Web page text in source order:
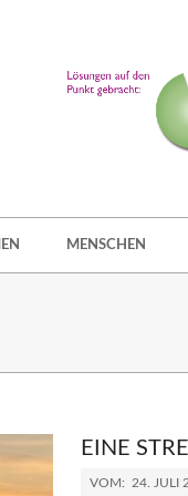
MENSCHEN
EINE
VOM: 24. JULI